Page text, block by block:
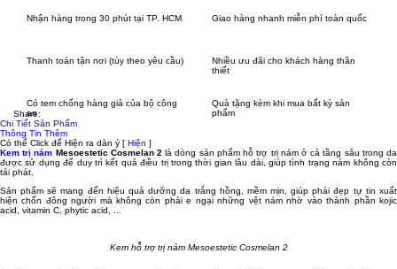
Nhận hàng trong 30 phút tại TP. HCM Giao hàng nhanh miễn phí toàn quốc
Thanh toán tận nơi (tùy theo yêu cầu)
Nhiều ưu đãi cho khách hàng thân
thiết
Có tem chống hàng giả của bộ công
an
Quà tặng kèm khi mua bất kỳ sản
phẩm
Share:
Chi Tiết Sản Phẩm
Thông Tin Thêm
Có thể Click để Hiện ra dàn ý [ Hiện ]
Kem trị nám Mesoestetic Cosmelan 2 là dòng sản phẩm hỗ trợ trị nám ở cả tầng sâu trong da
được sử dụng để duy trì kết quả điều trị trong thời gian lâu dài, giúp tình trạng nám không còn
tái phát.
Sản phẩm sẽ mang đến hiệu quả dưỡng da trắng hồng, mềm mịn, giúp phái đẹp tự tin xuất
hiện chốn đông người mà không còn phải e ngại những vệt nám nhờ vào thành phần kojic
acid, vitamin C, phytic acid, ...
Kem hỗ trợ trị nám Mesoestetic Cosmelan 2